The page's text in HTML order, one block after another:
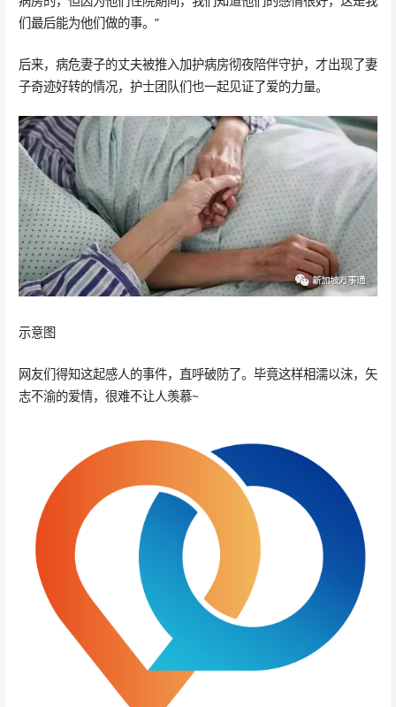
们最后能为他们做的事。”
后来，病危妻子的丈夫被推入加护病房彻夜陪伴守护，才出现了妻
子奇迹好转的情况，护士团队们也一起见证了爱的力量。
示意图
网友们得知这起感人的事件，直呼破防了。毕竟这样相濡以沫，矢
志不渝的爱情，很难不让人羡慕~